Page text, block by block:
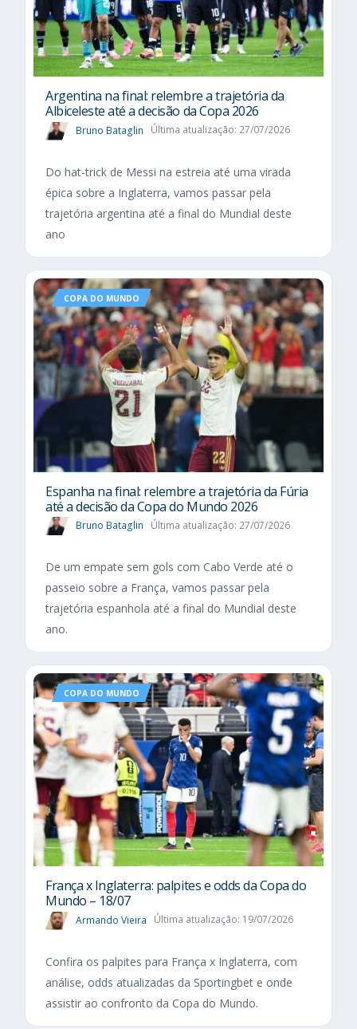
Argentina na final: relembre a trajetória da
Albiceleste até a decisão da Copa 2026
Bruno Bataglin Última atualização: 27/07/2026
Do hat-trick de Messi na estreia até uma virada
épica sobre a Inglaterra, vamos passar pela
trajetória argentina até a final do Mundial deste
ano
COPA DO MUNDO
Espanha na final: relembre a trajetória da Fúria
até a decisão da Copa do Mundo 2026
Bruno Bataglin Última atualização: 27/07/2026
De um empate sem gols com Cabo Verde até o
passeio sobre a França, vamos passar pela
trajetória espanhola até a final do Mundial deste
ano.
COPA DO MUNDO
França x Inglaterra: palpites e odds da Copa do
Mundo – 18/07
Armando Vieira Última atualização: 19/07/2026
Confira os palpites para França x Inglaterra, com
análise, odds atualizadas da Sportingbet e onde
assistir ao confronto da Copa do Mundo.